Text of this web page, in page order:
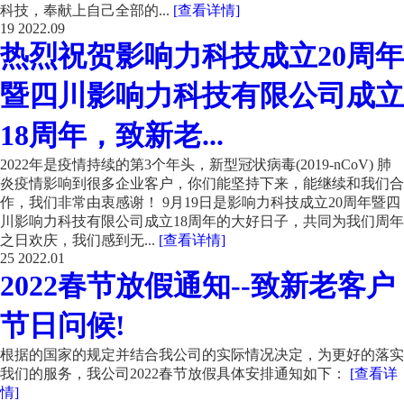
科技，奉献上自己全部的... [查看详情]
19 2022.09
热烈祝贺影响力科技成立20周年
暨四川影响力科技有限公司成立
18周年，致新老...
2022年是疫情持续的第3个年头，新型冠状病毒(2019-nCoV) 肺
炎疫情影响到很多企业客户，你们能坚持下来，能继续和我们合
作，我们非常由衷感谢！ 9月19日是影响力科技成立20周年暨四
川影响力科技有限公司成立18周年的大好日子，共同为我们周年
之日欢庆，我们感到无... [查看详情]
25 2022.01
2022春节放假通知--致新老客户
节日问候!
根据的国家的规定并结合我公司的实际情况决定，为更好的落实
我们的服务，我公司2022春节放假具体安排通知如下： [查看详
情]